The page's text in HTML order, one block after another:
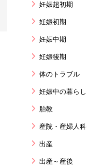
妊娠超初期
妊娠初期
妊娠中期
妊娠後期
体のトラブル
妊娠中の暮らし
胎教
産院・産婦人科
出産
出産～産後